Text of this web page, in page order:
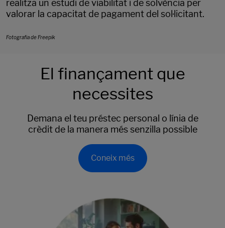
realitza un estudi de viabilitat i de solvència per
valorar la capacitat de pagament del sol·licitant.
Fotografia de Freepik
El finançament que
necessites
Demana el teu préstec personal o línia de
crèdit de la manera més senzilla possible
Coneix més